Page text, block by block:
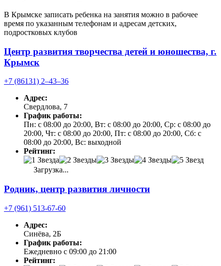
В Крымске записать ребенка на занятия можно в рабочее
время по указанным телефонам и адресам детских,
подростковых клубов
Центр развития творчества детей и юношества, г.
Крымск
+7 (86131) 2‒43‒36
Адрес:
Свердлова, 7
График работы:
Пн: с 08:00 до 20:00, Вт: с 08:00 до 20:00, Ср: с 08:00 до
20:00, Чт: с 08:00 до 20:00, Пт: с 08:00 до 20:00, Сб: с
08:00 до 20:00, Вс: выходной
Рейтинг:
Загрузка...
Родник, центр развития личности
+7 (961) 513-67-60
Адрес:
Синёва, 2Б
График работы:
Ежедневно с 09:00 до 21:00
Рейтинг: